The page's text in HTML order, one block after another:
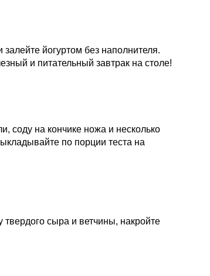
йогуртом без наполнителя.
и питательный завтрак на столе!
соду на кончике ножа и несколько
по порции теста на
сыра и ветчины, накройте